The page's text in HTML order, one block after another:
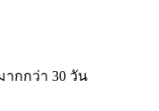
กกว่า 30 วัน